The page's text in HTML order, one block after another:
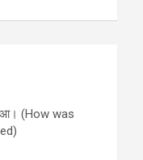
(How was